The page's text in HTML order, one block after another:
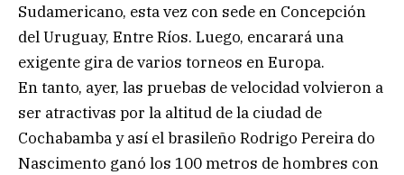
Sudamericano, esta vez con sede en Concepción
del Uruguay, Entre Ríos. Luego, encarará una
exigente gira de varios torneos en Europa.
En tanto, ayer, las pruebas de velocidad volvieron a
ser atractivas por la altitud de la ciudad de
Cochabamba y así el brasileño Rodrigo Pereira do
Nascimento ganó los 100 metros de hombres con